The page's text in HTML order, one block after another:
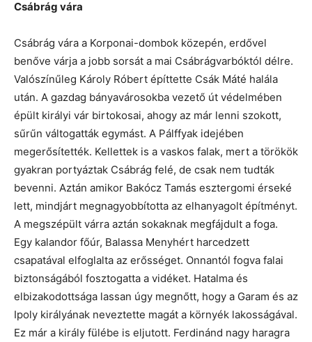
Csábrág vára
Csábrág vára a Korponai-dombok közepén, erdővel
benőve várja a jobb sorsát a mai Csábrágvarbóktól délre.
Valószínűleg Károly Róbert építtette Csák Máté halála
után. A gazdag bányavárosokba vezető út védelmében
épült királyi vár birtokosai, ahogy az már lenni szokott,
sűrűn váltogatták egymást. A Pálffyak idejében
megerősítették. Kellettek is a vaskos falak, mert a törökök
gyakran portyáztak Csábrág felé, de csak nem tudták
bevenni. Aztán amikor Bakócz Tamás esztergomi érseké
lett, mindjárt megnagyobbította az elhanyagolt építményt.
A megszépült várra aztán sokaknak megfájdult a foga.
Egy kalandor főúr, Balassa Menyhért harcedzett
csapatával elfoglalta az erősséget. Onnantól fogva falai
biztonságából fosztogatta a vidéket. Hatalma és
elbizakodottsága lassan úgy megnőtt, hogy a Garam és az
Ipoly királyának neveztette magát a környék lakosságával.
Ez már a király fülébe is eljutott. Ferdinánd nagy haragra